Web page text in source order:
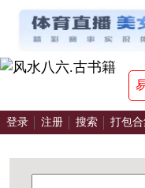
登录 注册 搜索 打包